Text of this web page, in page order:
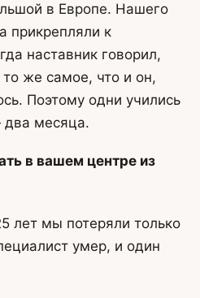
в Европе. Нашего
прикрепляли к
наставник говорил,
же самое, что и он,
Поэтому одни учились
месяца.
в вашем центре из
лет мы потеряли только
умер, и один